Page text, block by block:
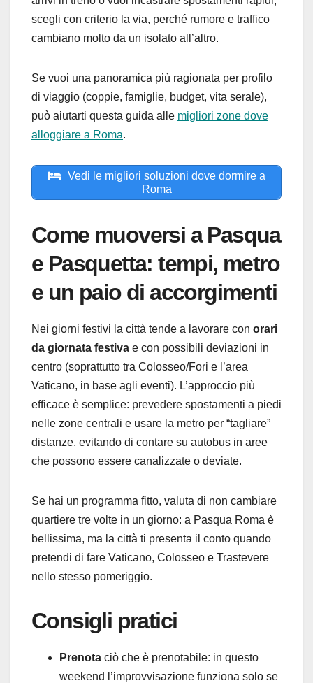
scegli con criterio la via, perché rumore e traffico
cambiano molto da un isolato all’altro.
Se vuoi una panoramica più ragionata per profilo
di viaggio (coppie, famiglie, budget, vita serale),
può aiutarti questa guida alle migliori zone dove
alloggiare a Roma.
Vedi le migliori soluzioni dove dormire a
Roma
Come muoversi a Pasqua
e Pasquetta: tempi, metro
e un paio di accorgimenti
Nei giorni festivi la città tende a lavorare con orari
da giornata festiva e con possibili deviazioni in
centro (soprattutto tra Colosseo/Fori e l’area
Vaticano, in base agli eventi). L’approccio più
efficace è semplice: prevedere spostamenti a piedi
nelle zone centrali e usare la metro per “tagliare”
distanze, evitando di contare su autobus in aree
che possono essere canalizzate o deviate.
Se hai un programma fitto, valuta di non cambiare
quartiere tre volte in un giorno: a Pasqua Roma è
bellissima, ma la città ti presenta il conto quando
pretendi di fare Vaticano, Colosseo e Trastevere
nello stesso pomeriggio.
Consigli pratici
Prenota ciò che è prenotabile: in questo
weekend l’improvvisazione funziona solo se